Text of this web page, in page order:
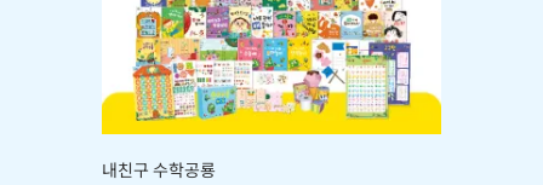
내친구 수학공룡